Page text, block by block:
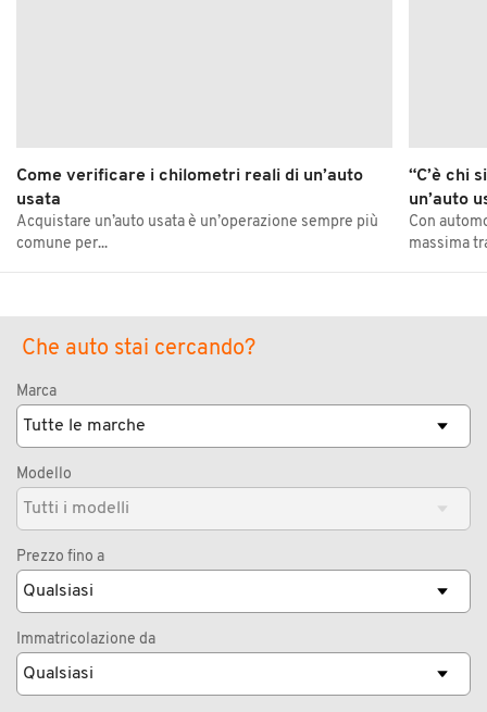
Come verificare i chilometri reali di un’auto
usata
Acquistare un’auto usata è un’operazione sempre più
comune per...
“C’è chi
un’auto
Con
massima
Che auto stai cercando?
Marca
Modello
Prezzo fino a
Immatricolazione da